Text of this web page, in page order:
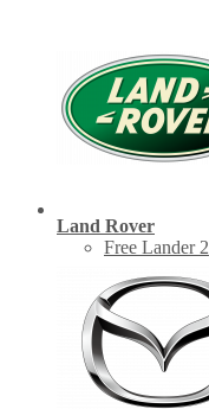
Land Rover
Free Lander 2